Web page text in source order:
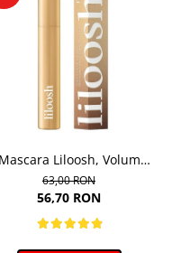
Mascara Liloosh, Volum
Panoramic - 10,5ml
63,00 RON
56,70 RON